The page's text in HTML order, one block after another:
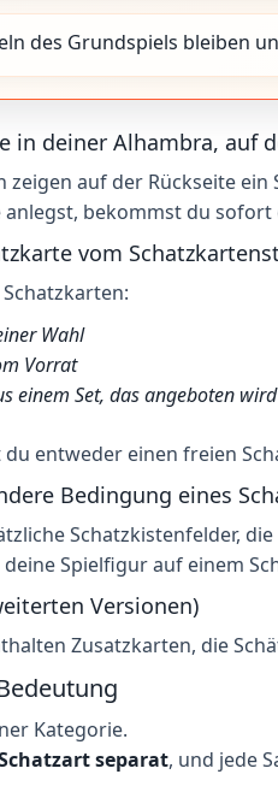
des Grundspiels bleiben
in deiner Alhambra, auf
auf der Rückseite ein
anlegst, bekommst du
vom
Wahl
Vorrat
einem Set, das angeboten wird
entweder einen freien
Bedingung eines
Schatzkistenfelder,
Spielfigur auf einem
Versionen)
Zusatzkarten, die
Kategorie.
separat, und jede